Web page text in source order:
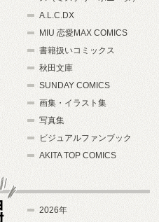
A.L.C.DX
MIU 恋愛MAX COMICS
書籍扱いコミックス
秋田文庫
SUNDAY COMICS
画集・イラスト集
写真集
ビジュアルファンブック
AKITA TOP COMICS
2026年